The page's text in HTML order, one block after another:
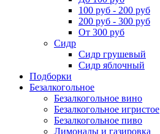
100 руб - 200 руб
200 руб - 300 руб
От 300 руб
Сидр
Сидр грушевый
Сидр яблочный
Подборки
Безалкогольное
Безалкогольное вино
Безалкогольное игристое
Безалкогольное пиво
Лимонады и газировка